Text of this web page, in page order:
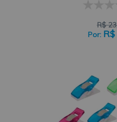
R$
R$